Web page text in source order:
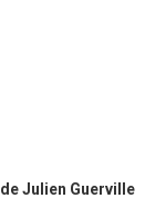
Julien Guerville